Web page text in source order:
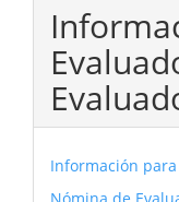
Información
Nómina de